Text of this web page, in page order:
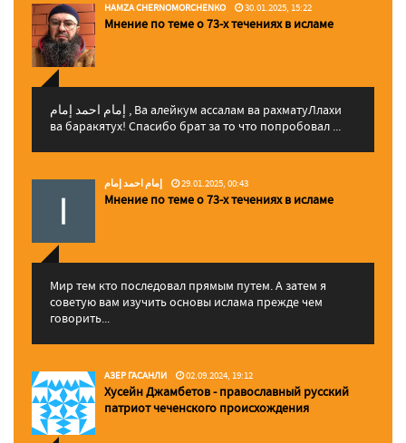
HAMZA CHERNOMORCHENKO 30.01.2025, 15:22
Мнение по теме о 73-х течениях в исламе
إمام احمد إمام , Ва алейкум ассалам ва рахматуЛлахи
ва баракятух! Спасибо брат за то что попробовал ...
إمام احمد إمام 29.01.2025, 00:43
Мнение по теме о 73-х течениях в исламе
Мир тем кто последовал прямым путем. А затем я
советую вам изучить основы ислама прежде чем
говорить...
АЗЕР ГАСАНЛИ 02.09.2024, 19:12
Хусейн Джамбетов - православный русский
патриот чеченского происхождения